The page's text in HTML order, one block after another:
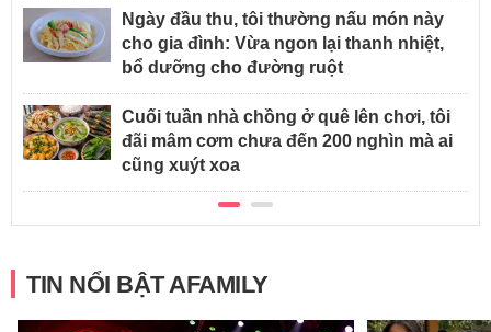
Ngày đầu thu, tôi thường nấu món này
cho gia đình: Vừa ngon lại thanh nhiệt,
bổ dưỡng cho đường ruột
Cuối tuần nhà chồng ở quê lên chơi, tôi
đãi mâm cơm chưa đến 200 nghìn mà ai
cũng xuýt xoa
TIN NỔI BẬT AFAMILY